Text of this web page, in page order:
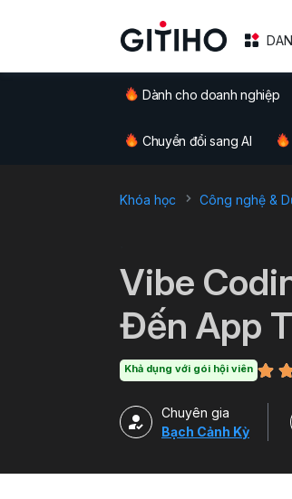
Dành cho doanh nghiệp
Chuyển đổi sang AI
Khóa học Công nghệ &
Vibe
Đến App
Khả dụng với gói hội viên
Chuyên gia
Bạch Cảnh Kỳ